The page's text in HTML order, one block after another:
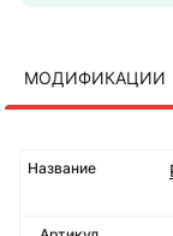
МОДИФИКАЦИИ